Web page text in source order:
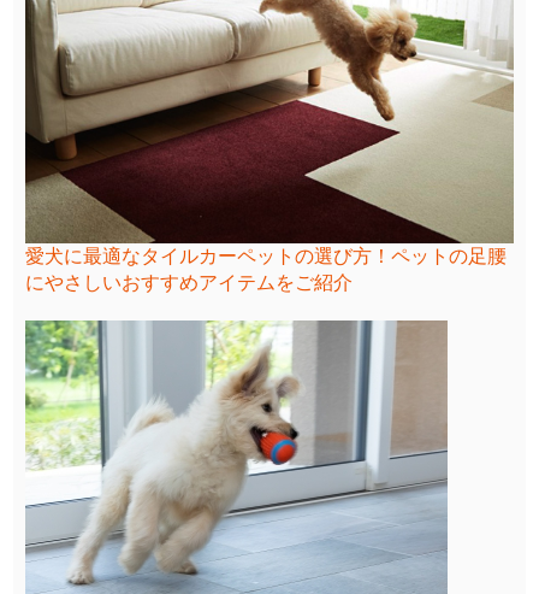
愛犬に最適なタイルカーペットの選び方！ペットの足腰
にやさしいおすすめアイテムをご紹介